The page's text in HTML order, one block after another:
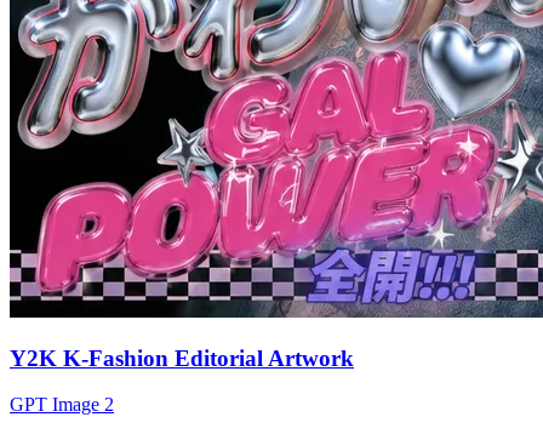
Y2K K-Fashion Editorial Artwork
GPT Image 2